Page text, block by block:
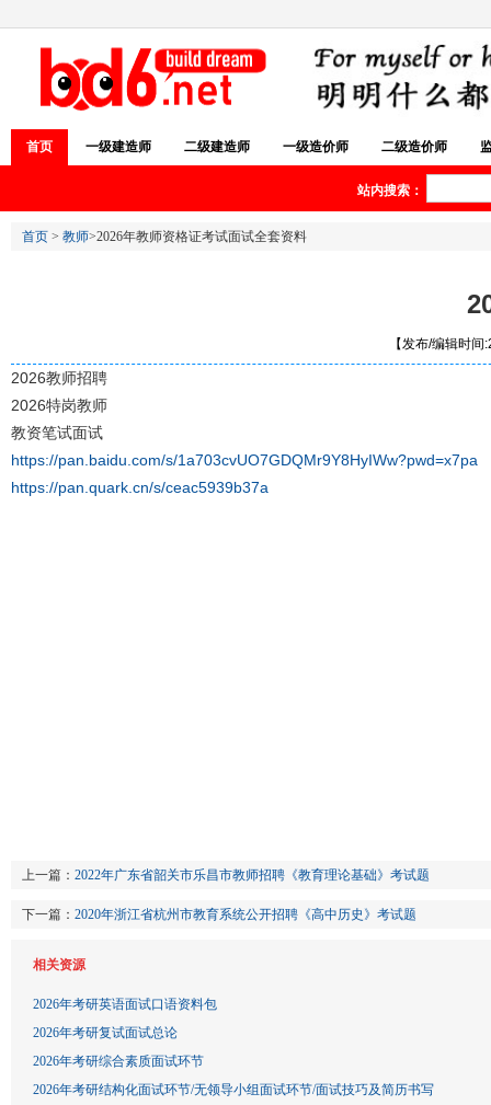
首页 一级建造师 二级建造师 一级造价师 二级造价师
站内搜索：
首页 > 教师>2026年教师资格证考试面试全套资料
【发布/编辑时
2026教师招聘
2026特岗教师
教资笔试面试
https://pan.baidu.com/s/1a703cvUO7GDQMr9Y8HyIWw?pwd=x7pa
https://pan.quark.cn/s/ceac5939b37a
上一篇： 2022年广东省韶关市乐昌市教师招聘《教育理论基础》考试题
下一篇： 2020年浙江省杭州市教育系统公开招聘《高中历史》考试题
相关资源
2026年考研英语面试口语资料包
2026年考研复试面试总论
2026年考研综合素质面试环节
2026年考研结构化面试环节/无领导小组面试环节/面试技巧及简历书写